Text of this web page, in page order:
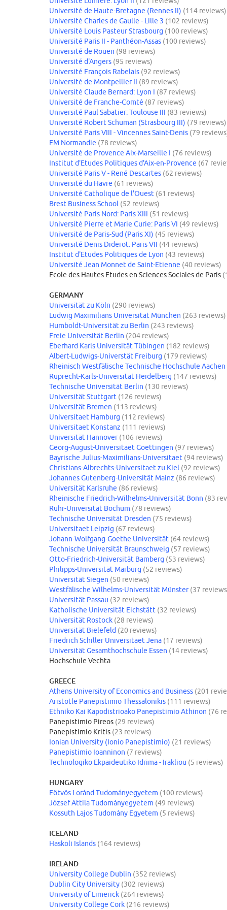
Université de Haute-Bretagne (Rennes II) (114 reviews)
Université Charles de Gaulle - Lille 3 (102 reviews)
Université Louis Pasteur Strasbourg (100 reviews)
Université Paris II - Panthéon-Assas (100 reviews)
Université de Rouen (98 reviews)
Université d'Angers (95 reviews)
Université François Rabelais (92 reviews)
Université de Montpellier II (89 reviews)
Université Claude Bernard: Lyon I (87 reviews)
Université de Franche-Comté (87 reviews)
Université Paul Sabatier: Toulouse III (83 reviews)
Université Robert Schuman (Strasbourg III) (79 reviews)
Université Paris VIII - Vincennes Saint-Denis (79
EM Normandie (78 reviews)
Université de Provence Aix-Marseille I (76 reviews)
Institut d'Etudes Politiques d'Aix-en-Provence (67
Université Paris V - René Descartes (62 reviews)
Université du Havre (61 reviews)
Université Catholique de l'Ouest (61 reviews)
Brest Business School (52 reviews)
Université Paris Nord: Paris XIII (51 reviews)
Université Pierre et Marie Curie: Paris VI (49 reviews)
Université de Paris-Sud (Paris XI) (45 reviews)
Université Denis Diderot: Paris VII (44 reviews)
Institut d'Etudes Politiques de Lyon (43 reviews)
Université Jean Monnet de Saint-Etienne (40 reviews)
Ecole des Hautes Etudes en Sciences Sociales de Paris
GERMANY
Universität zu Köln (290 reviews)
Ludwig Maximilians Universität München (263 reviews)
Humboldt-Universität zu Berlin (243 reviews)
Freie Universität Berlin (204 reviews)
Eberhard Karls Universität Tübingen (182 reviews)
Albert-Ludwigs-Universtät Freiburg (179 reviews)
Rheinisch Westfälische Technische Hochschule Aachen
Ruprecht-Karls-Universität Heidelberg (147 reviews)
Technische Universität Berlin (130 reviews)
Universität Stuttgart (126 reviews)
Universität Bremen (113 reviews)
Universitaet Hamburg (112 reviews)
Universitaet Konstanz (111 reviews)
Universität Hannover (106 reviews)
Georg-August-Universitaet Goettingen (97 reviews)
Bayrische Julius-Maximilians-Universitaet (94 reviews)
Christians-Albrechts-Universitaet zu Kiel (92 reviews)
Johannes Gutenberg-Universität Mainz (86 reviews)
Universität Karlsruhe (86 reviews)
Rheinische Friedrich-Wilhelms-Universität Bonn (83
Ruhr-Universität Bochum (78 reviews)
Technische Universität Dresden (75 reviews)
Universitaet Leipzig (67 reviews)
Johann-Wolfgang-Goethe Universität (64 reviews)
Technische Universität Braunschweig (57 reviews)
Otto-Friedrich-Universität Bamberg (53 reviews)
Philipps-Universität Marburg (52 reviews)
Universität Siegen (50 reviews)
Westfälische Wilhelms-Universität Münster (37
Universität Passau (32 reviews)
Katholische Universität Eichstätt (32 reviews)
Universität Rostock (28 reviews)
Universität Bielefeld (20 reviews)
Friedrich Schiller Universitaet Jena (17 reviews)
Universität Gesamthochschule Essen (14 reviews)
Hochschule Vechta
GREECE
Athens University of Economics and Business (201
Aristotle Panepistimio Thessalonikis (111 reviews)
Ethniko Kai Kapodistrioako Panepistimio Athinon (76
Panepistimio Pireos (29 reviews)
Panepistimio Kritis (23 reviews)
Ionian University (Ionio Panepistimio) (21 reviews)
Panepistimio Ioanninon (7 reviews)
Technologiko Ekpaideutiko Idrima - Irakliou (5 reviews)
HUNGARY
Eötvös Loránd Tudományegyetem (100 reviews)
József Attila Tudományegyetem (49 reviews)
Kossuth Lajos Tudomány Egyetem (5 reviews)
ICELAND
Haskoli Islands (164 reviews)
IRELAND
University College Dublin (352 reviews)
Dublin City University (302 reviews)
University of Limerick (264 reviews)
University College Cork (216 reviews)